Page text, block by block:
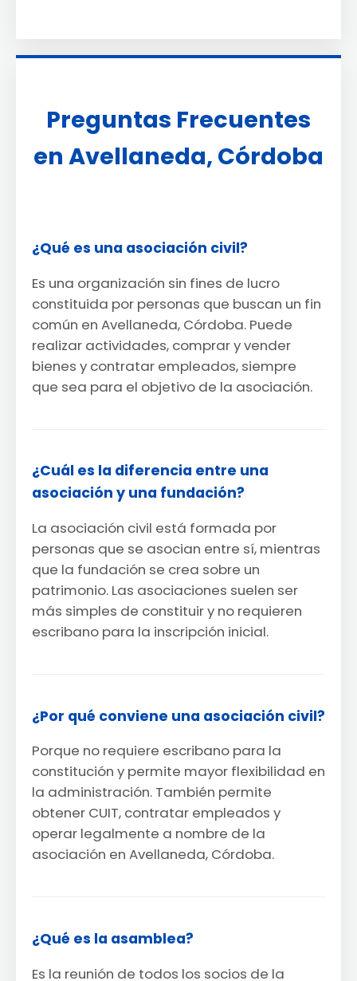
Preguntas Frecuentes
en Avellaneda, Córdoba
¿Qué es una asociación civil?
Es una organización sin fines de lucro
constituida por personas que buscan un fin
común en Avellaneda, Córdoba. Puede
realizar actividades, comprar y vender
bienes y contratar empleados, siempre
que sea para el objetivo de la asociación.
¿Cuál es la diferencia entre una
asociación y una fundación?
La asociación civil está formada por
personas que se asocian entre sí, mientras
que la fundación se crea sobre un
patrimonio. Las asociaciones suelen ser
más simples de constituir y no requieren
escribano para la inscripción inicial.
¿Por qué conviene una asociación civil?
Porque no requiere escribano para la
constitución y permite mayor flexibilidad en
la administración. También permite
obtener CUIT, contratar empleados y
operar legalmente a nombre de la
asociación en Avellaneda, Córdoba.
¿Qué es la asamblea?
Es la reunión de todos los socios de la